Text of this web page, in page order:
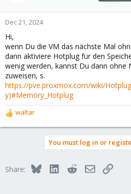
o
n
:
Dec 21, 2024
Hi,
wenn Du die VM das nächste Mal
dann aktiviere Hotplug für den
wenig werden, kannst Du dann ohne
zuweisen, s.
https://pve.proxmox.com/wiki/
y)#Memory_Hotplug
R
e
o
waltar
You must log in or
Share: BlueskyLinkedInRedditEmailLink